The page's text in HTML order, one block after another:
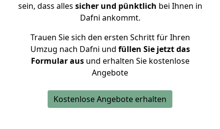
sein, dass alles sicher und pünktlich bei Ihnen in
Dafni ankommt.
Trauen Sie sich den ersten Schritt für Ihren
Umzug nach Dafni und füllen Sie jetzt das
Formular ausund erhalten Sie kostenlose
Angebote
Kostenlose Angebote erhalten